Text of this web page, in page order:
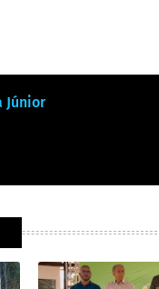
Júnior